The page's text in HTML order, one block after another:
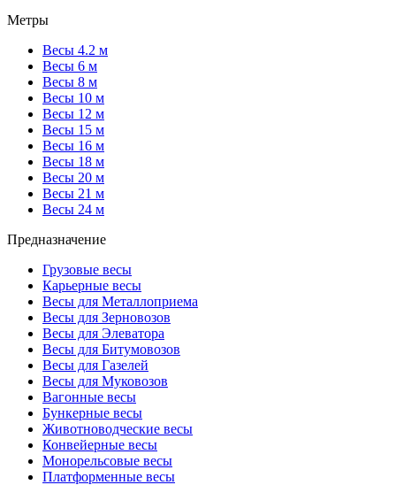
Метры
Весы 4.2 м
Весы 6 м
Весы 8 м
Весы 10 м
Весы 12 м
Весы 15 м
Весы 16 м
Весы 18 м
Весы 20 м
Весы 21 м
Весы 24 м
Предназначение
Грузовые весы
Карьерные весы
Весы для Металлоприема
Весы для Зерновозов
Весы для Элеватора
Весы для Битумовозов
Весы для Газелей
Весы для Муковозов
Вагонные весы
Бункерные весы
Животноводческие весы
Конвейерные весы
Монорельсовые весы
Платформенные весы